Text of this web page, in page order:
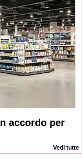
accordo per
Vedi tutte